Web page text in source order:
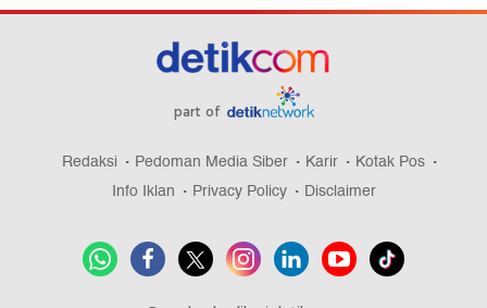
part of
Redaksi Pedoman Media Siber Karir
Kotak Pos
Info Iklan
Privacy Policy Disclaimer